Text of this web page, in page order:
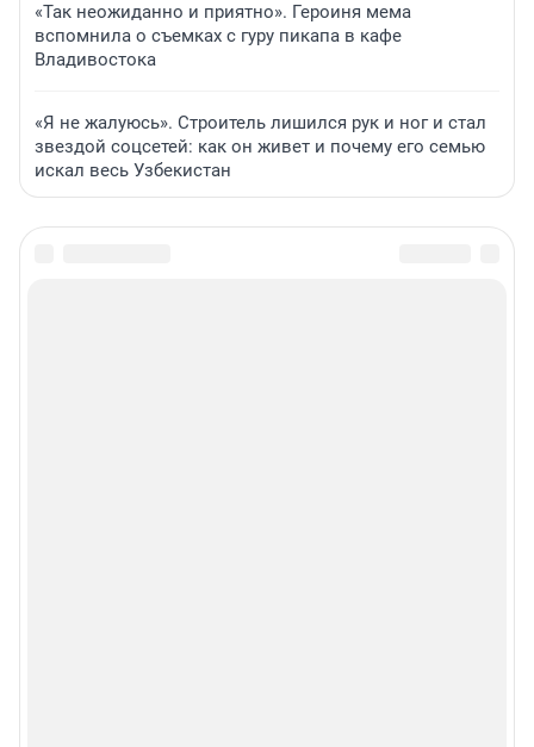
«Так неожиданно и приятно». Героиня мема
вспомнила о съемках с гуру пикапа в кафе
Владивостока
«Я не жалуюсь». Строитель лишился рук и ног и стал
звездой соцсетей: как он живет и почему его семью
искал весь Узбекистан